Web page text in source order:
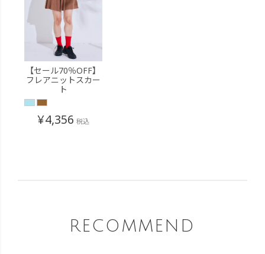
【セール70％OFF】
フレアニットスカー
ト
¥4,356 税込
RECOMMEND